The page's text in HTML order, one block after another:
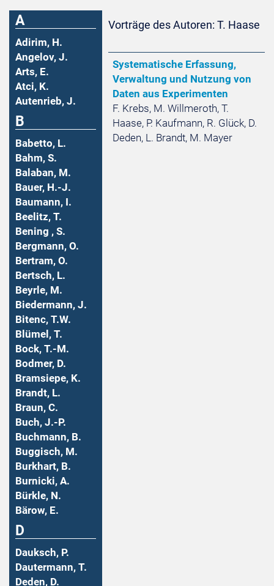
A
Adirim, H.
Angelov, J.
Arts, E.
Atci, K.
Autenrieb, J.
B
Babetto, L.
Bahm, S.
Balaban, M.
Bauer, H.-J.
Baumann, I.
Beelitz, T.
Bening , S.
Bergmann, O.
Bertram, O.
Bertsch, L.
Beyrle, M.
Biedermann, J.
Bitenc, T.W.
Blümel, T.
Bock, T.-M.
Bodmer, D.
Bramsiepe, K.
Brandt, L.
Braun, C.
Buch, J.-P.
Buchmann, B.
Buggisch, M.
Burkhart, B.
Burnicki, A.
Bürkle, N.
Bärow, E.
D
Dauksch, P.
Dautermann, T.
Deden, D.
Vorträge des Autoren: T. Haase
Systematische Erfassung,
Verwaltung und Nutzung von
Daten aus Experimenten
F. Krebs, M. Willmeroth, T.
Haase, P. Kaufmann, R. Glück, D.
Deden, L. Brandt, M. Mayer